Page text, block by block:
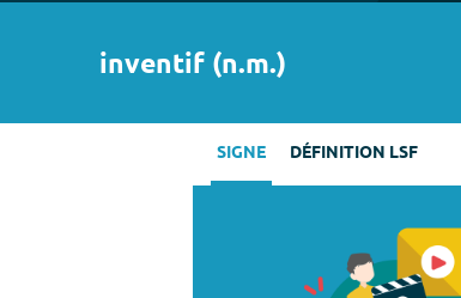
inventif (n.m.)
SIGNE DÉFINITION LSF